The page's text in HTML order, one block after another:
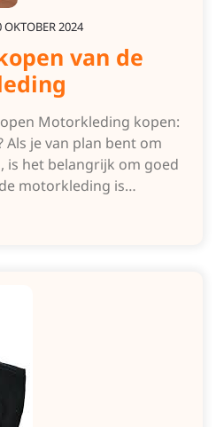
OKTOBER 2024
van de
Motorkleding kopen:
je van plan bent om
het belangrijk om goed
motorkleding is…